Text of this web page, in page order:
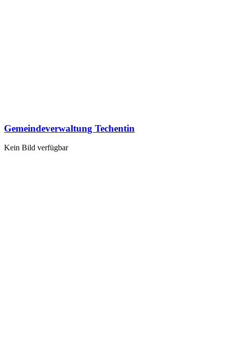
Gemeindeverwaltung Techentin
Kein Bild verfügbar